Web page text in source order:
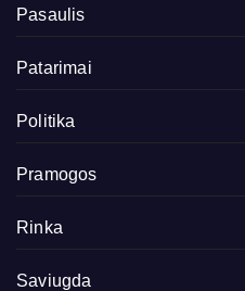
Pasaulis
Patarimai
Politika
Pramogos
Rinka
Saviugda